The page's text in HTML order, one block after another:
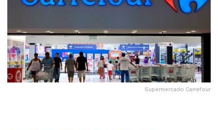
Supermercado Carrefour